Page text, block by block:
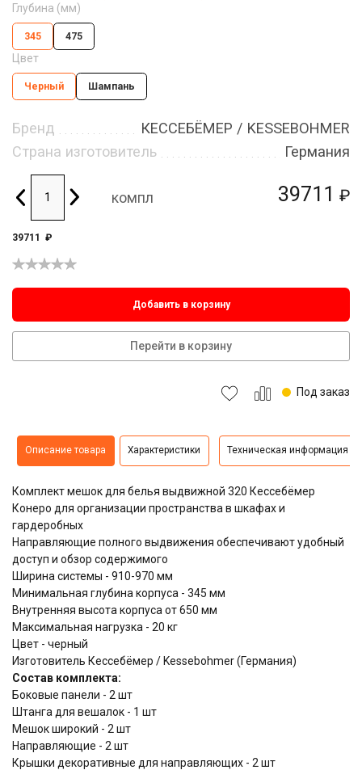
39711 ₽
Глубина (мм)
345 475
Цвет
Черный Шампань
Бренд
КЕССЕБЁМЕР / KESSEBOHMER
Страна изготовитель
Германия
компл
39711 ₽
Добавить в корзину
Перейти в корзину
Под заказ
Описание товара Характеристики Техническая информация
Комплект мешок для белья выдвижной 320 Кессебёмер
Конеро для организации пространства в шкафах и
гардеробных
Направляющие полного выдвижения обеспечивают удобный
доступ и обзор содержимого
Ширина системы - 910-970 мм
Минимальная глубина корпуса - 345 мм
Внутренняя высота корпуса от 650 мм
Максимальная нагрузка - 20 кг
Цвет - черный
Изготовитель Кессебёмер / Kessebohmer (Германия)
Состав комплекта:
Боковые панели - 2 шт
Штанга для вешалок - 1 шт
Мешок широкий - 2 шт
Направляющие - 2 шт
Крышки декоративные для направляющих - 2 шт